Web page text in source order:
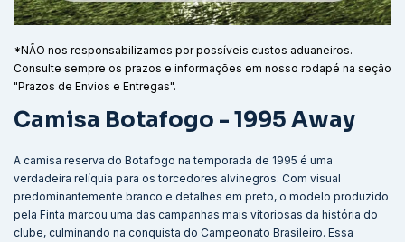
*NÃO nos responsabilizamos por possíveis custos aduaneiros.
Consulte sempre os prazos e informações em nosso rodapé na seção
"Prazos de Envios e Entregas".
Camisa Botafogo - 1995 Away
A camisa reserva do Botafogo na temporada de 1995 é uma
verdadeira relíquia para os torcedores alvinegros. Com visual
predominantemente branco e detalhes em preto, o modelo produzido
pela Finta marcou uma das campanhas mais vitoriosas da história do
clube, culminando na conquista do Campeonato Brasileiro. Essa